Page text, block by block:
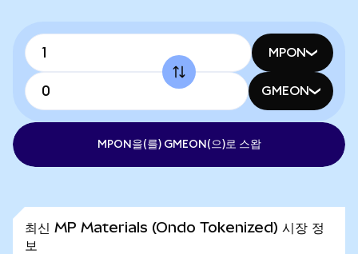
MPON
GMEON
MPON을(를) GMEON(으)로 스왑
최신 MP Materials (Ondo Tokenized) 시장 정
보